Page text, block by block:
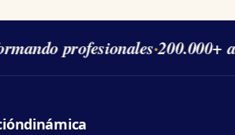
profesionales·200.000+
dinámica